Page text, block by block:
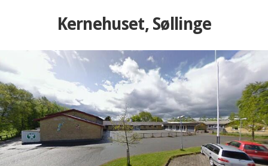
Kernehuset, Søllinge